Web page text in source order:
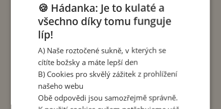
Pro správnou velikost trika Zion použijte tuto
velikostní tabulku. Obvod hrudníku, dolního
lemu trika. délka rukávu a délka trika je uveden v
obvod hrudníku
dolního
délka
🍪 Hádanka: Je to kulaté a
všechno díky tomu funguje
líp!
A) Naše roztočené sukně, v kterých se
cítíte božsky a máte lepší den
B) Cookies pro skvělý zážitek z prohlížení
našeho webu
Obě odpovědi jsou samozřejmě správně.